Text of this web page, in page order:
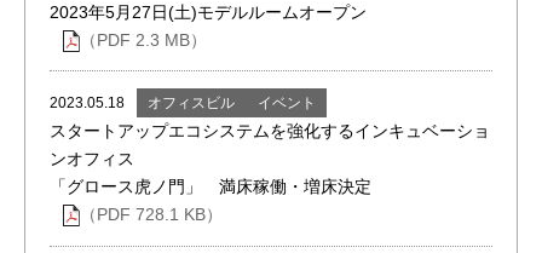
2023年5月27日(土)モデルルームオープン
（PDF 2.3 MB）
2023.05.18 オフィスビル イベント
スタートアップエコシステムを強化するインキュベーショ
ンオフィス
「グロース虎ノ門」 満床稼働・増床決定
（PDF 728.1 KB）